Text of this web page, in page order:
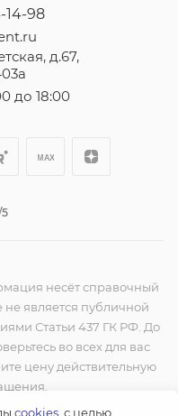
14-98
д.67,
до 18:00
несёт справочный
является публичной
Статьи 437 ГК РФ. До
во всех для вас
цену действительную
cookies, с целью